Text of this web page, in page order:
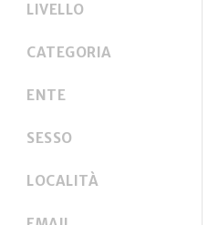
LIVELLO
CATEGORIA
ENTE
SESSO
LOCALITÀ